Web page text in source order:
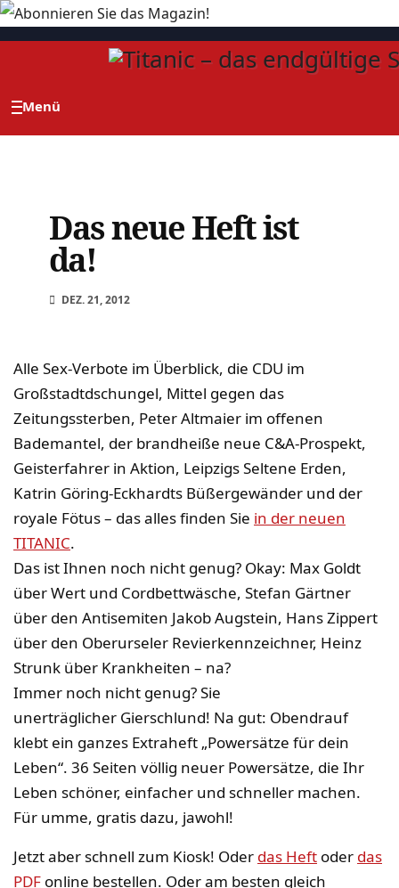
Zum
Das neue Heft ist
da!
DEZ. 21, 2012
Alle Sex-Verbote im Überblick, die CDU im
Großstadtdschungel, Mittel gegen das
Zeitungssterben, Peter Altmaier im offenen
Bademantel, der brandheiße neue C&A-Prospekt,
Geisterfahrer in Aktion, Leipzigs Seltene Erden,
Katrin Göring-Eckhardts Büßergewänder und der
royale Fötus – das alles finden Sie in der neuen
TITANIC.
Das ist Ihnen noch nicht genug? Okay: Max Goldt
über Wert und Cordbettwäsche, Stefan Gärtner
über den Antisemiten Jakob Augstein, Hans Zippert
über den Oberurseler Revierkennzeichner, Heinz
Strunk über Krankheiten – na?
Immer noch nicht genug? Sie
unerträglicher Gierschlund! Na gut: Obendrauf
klebt ein ganzes Extraheft „Powersätze für dein
Leben“. 36 Seiten völlig neuer Powersätze, die Ihr
Leben schöner, einfacher und schneller machen.
Für umme, gratis dazu, jawohl!
Jetzt aber schnell zum Kiosk! Oder das Heft oder das
PDF online bestellen. Oder am besten gleich